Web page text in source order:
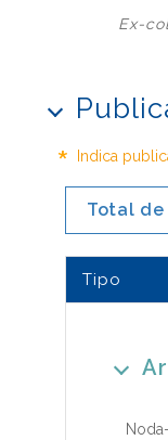
Ex-
* Indica
Total de
Tipo